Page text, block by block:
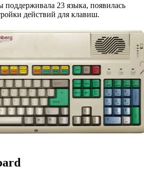
поддерживала 23 языка, появилась
действий для клавиш.